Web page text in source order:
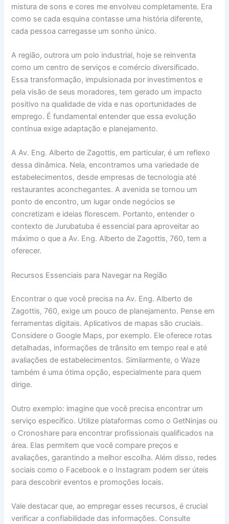
mistura de sons e cores me envolveu completamente. Era
como se cada esquina contasse uma história diferente,
cada pessoa carregasse um sonho único.
A região, outrora um polo industrial, hoje se reinventa
como um centro de serviços e comércio diversificado.
Essa transformação, impulsionada por investimentos e
pela visão de seus moradores, tem gerado um impacto
positivo na qualidade de vida e nas oportunidades de
emprego. É fundamental entender que essa evolução
contínua exige adaptação e planejamento.
A Av. Eng. Alberto de Zagottis, em particular, é um reflexo
dessa dinâmica. Nela, encontramos uma variedade de
estabelecimentos, desde empresas de tecnologia até
restaurantes aconchegantes. A avenida se tornou um
ponto de encontro, um lugar onde negócios se
concretizam e ideias florescem. Portanto, entender o
contexto de Jurubatuba é essencial para aproveitar ao
máximo o que a Av. Eng. Alberto de Zagottis, 760, tem a
oferecer.
Recursos Essenciais para Navegar na Região
Encontrar o que você precisa na Av. Eng. Alberto de
Zagottis, 760, exige um pouco de planejamento. Pense em
ferramentas digitais. Aplicativos de mapas são cruciais.
Considere o Google Maps, por exemplo. Ele oferece rotas
detalhadas, informações de trânsito em tempo real e até
avaliações de estabelecimentos. Similarmente, o Waze
também é uma ótima opção, especialmente para quem
dirige.
Outro exemplo: imagine que você precisa encontrar um
serviço específico. Utilize plataformas como o GetNinjas ou
o Cronoshare para encontrar profissionais qualificados na
área. Elas permitem que você compare preços e
avaliações, garantindo a melhor escolha. Além disso, redes
sociais como o Facebook e o Instagram podem ser úteis
para descobrir eventos e promoções locais.
Vale destacar que, ao empregar esses recursos, é crucial
verificar a confiabilidade das informações. Consulte